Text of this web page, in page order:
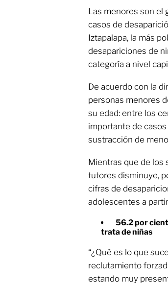
Las menores son el
casos de
Iztapalapa, la más
desapariciones de
categoría a nivel
De acuerdo con la
personas menores
su edad: entre los
importante de
sustracción de
Mientras que de los
tutores disminuye,
cifras de
adolescentes a
56.2 por
trata de niñas
“¿Qué es lo que
reclutamiento
estando muy